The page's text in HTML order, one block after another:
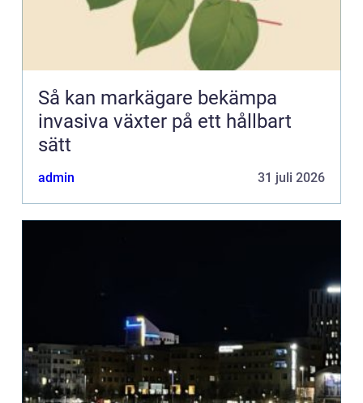
Så kan markägare bekämpa
invasiva växter på ett hållbart
sätt
admin 31 juli 2026